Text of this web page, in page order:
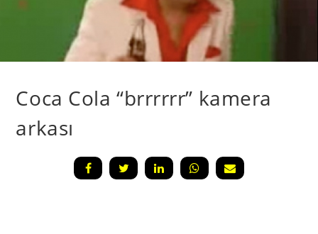
Coca Cola “brrrrrr” kamera
arkası